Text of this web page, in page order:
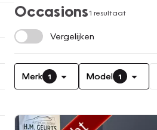
Occasions1 resultaat
Vergelijken
Merk 1 Model 1